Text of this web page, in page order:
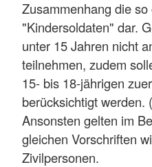
Zusammenhang die so
"Kindersoldaten" dar.
unter 15 Jahren nicht
teilnehmen, zudem
15- bis 18-jährigen
berücksichtigt werden.
Ansonsten gelten im
gleichen Vorschriften
Zivilpersonen.